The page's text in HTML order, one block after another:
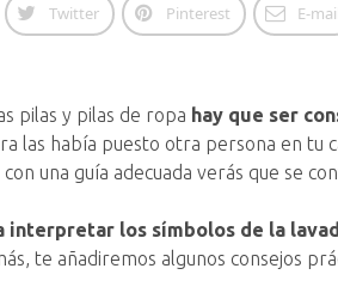
Twitter Pinterest E-mail
pilas y pilas de ropa hay que ser
las había puesto otra persona en tu
una guía adecuada verás que se
interpretar los símbolos de la
te añadiremos algunos consejos